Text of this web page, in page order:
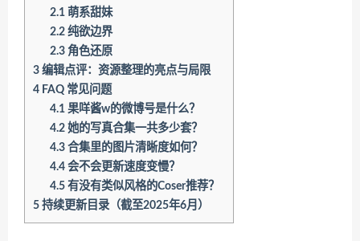
2.1 萌系甜妹
2.2 纯欲边界
2.3 角色还原
3 编辑点评：资源整理的亮点与局限
4 FAQ 常见问题
4.1 果咩酱w的微博号是什么？
4.2 她的写真合集一共多少套？
4.3 合集里的图片清晰度如何？
4.4 会不会更新速度变慢？
4.5 有没有类似风格的Coser推荐？
5 持续更新目录（截至2025年6月）